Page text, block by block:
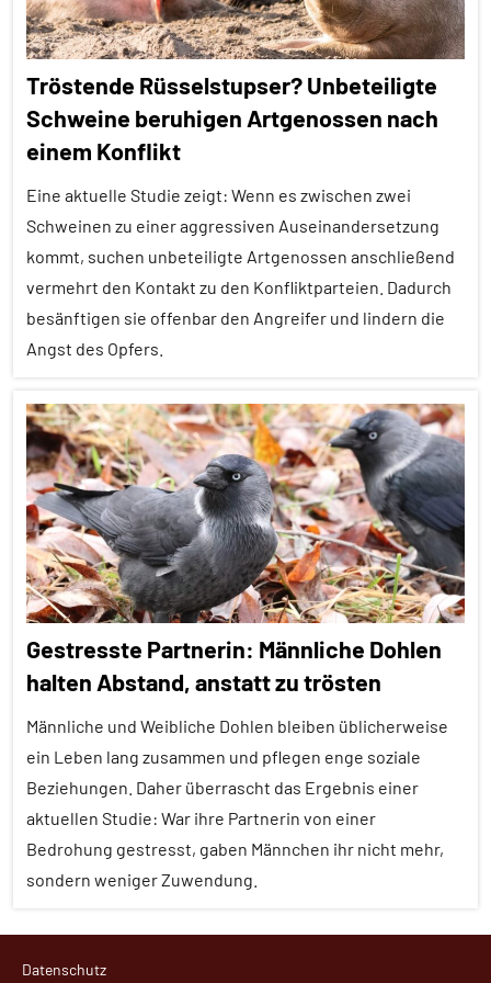
Tröstende Rüsselstupser? Unbeteiligte
Schweine beruhigen Artgenossen nach
einem Konflikt
Eine aktuelle Studie zeigt: Wenn es zwischen zwei
Schweinen zu einer aggressiven Auseinandersetzung
kommt, suchen unbeteiligte Artgenossen anschließend
vermehrt den Kontakt zu den Konfliktparteien. Dadurch
besänftigen sie offenbar den Angreifer und lindern die
Angst des Opfers.
Affiliation
Aggression
Alle
Artikel
Alle
Themen
Tiergruppen
Forschung
aktuell
Haustiere
In
Gestresste Partnerin: Männliche Dohlen
halten Abstand, anstatt zu trösten
Männliche und Weibliche Dohlen bleiben üblicherweise
ein Leben lang zusammen und pflegen enge soziale
Beziehungen. Daher überrascht das Ergebnis einer
aktuellen Studie: War ihre Partnerin von einer
Bedrohung gestresst, gaben Männchen ihr nicht mehr,
sondern weniger Zuwendung.
Datenschutz